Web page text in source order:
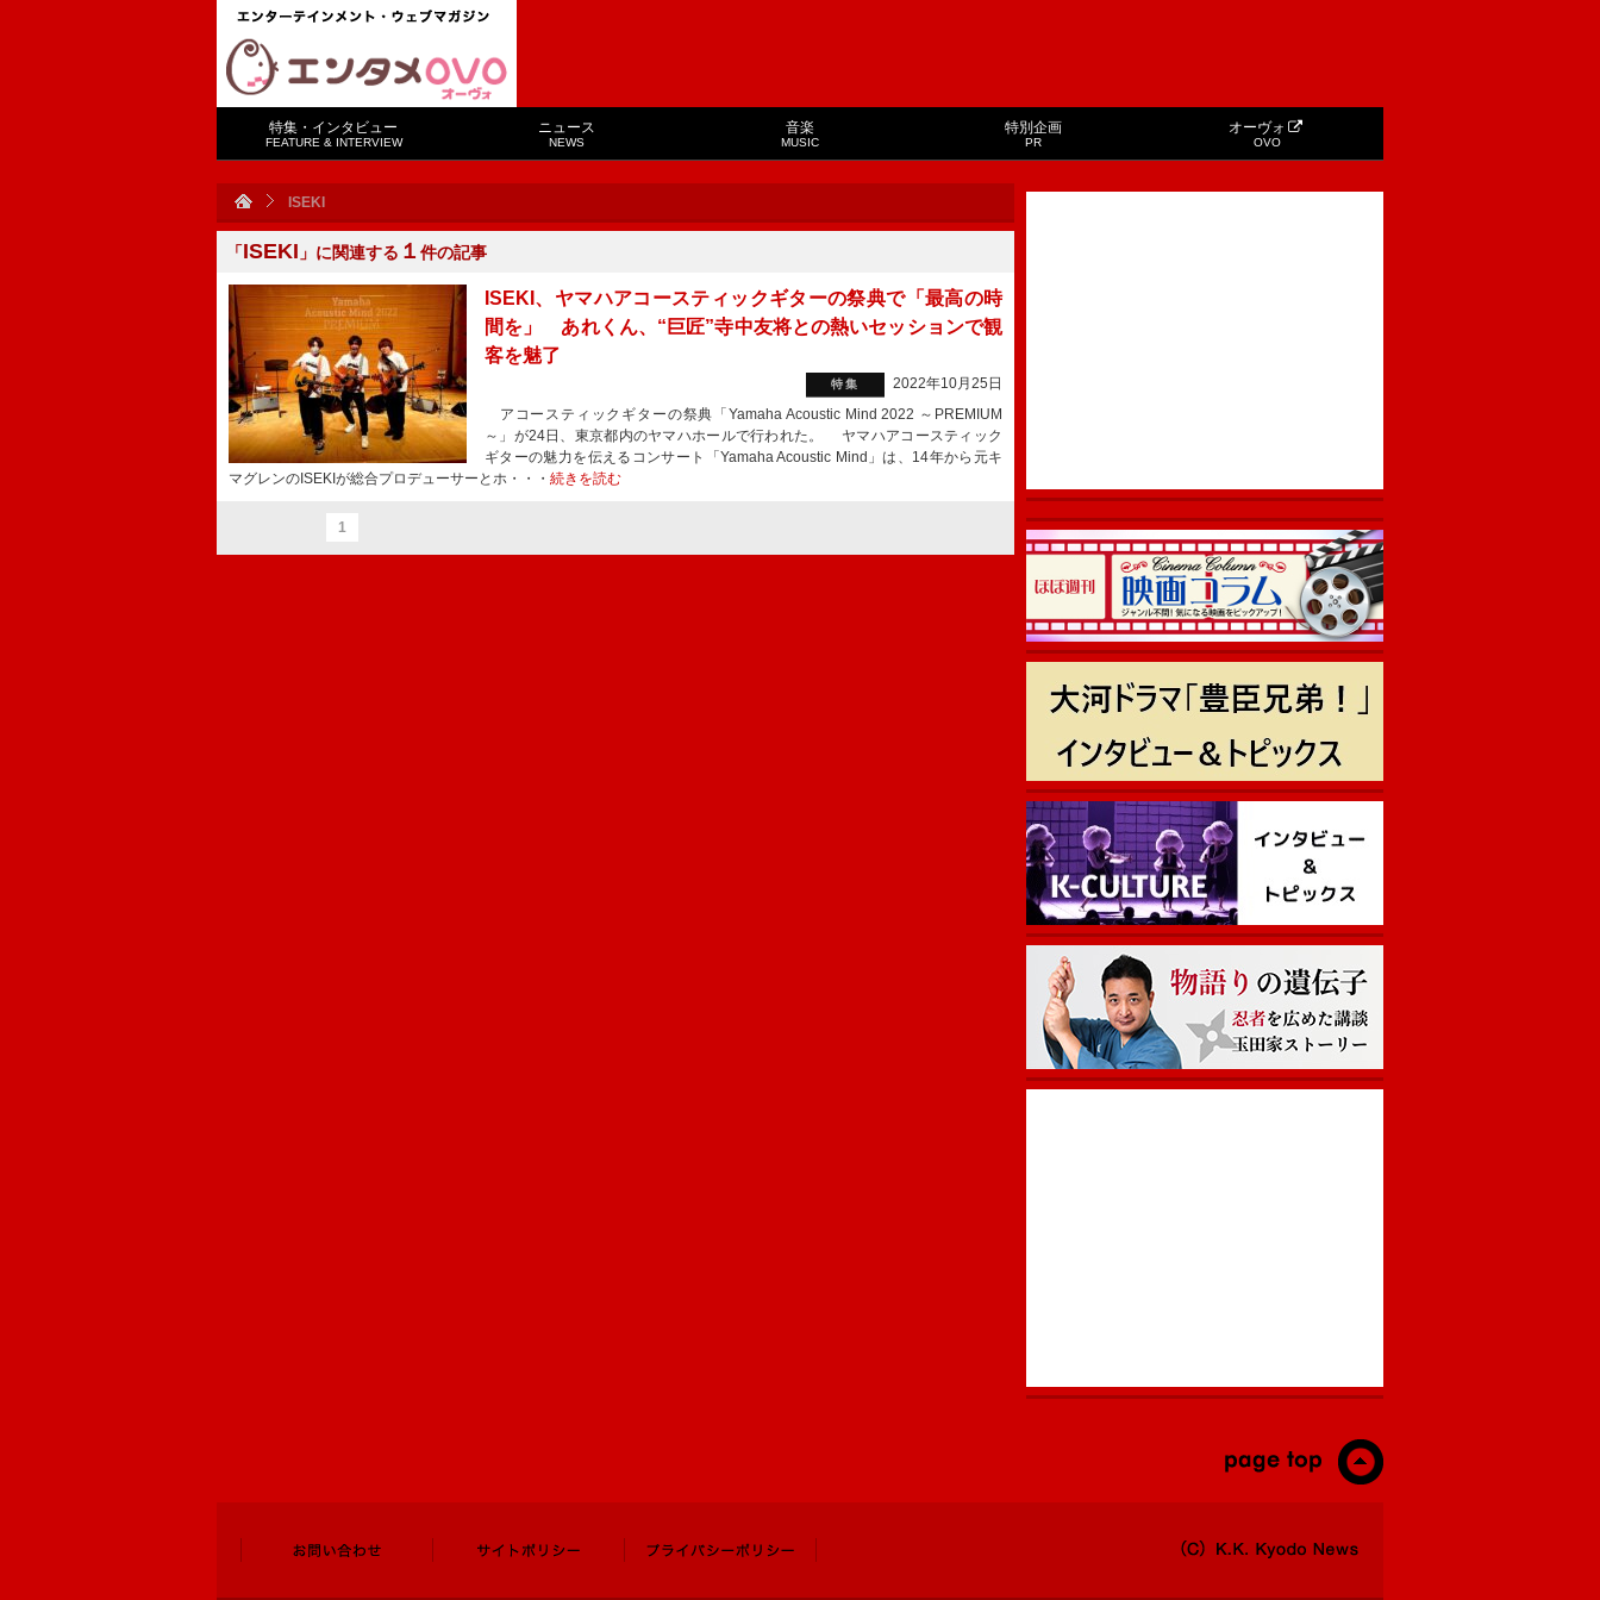
特集・インタビュー
FEATURE & INTERVIEW
ニュース
NEWS
音楽
MUSIC
特別企画
PR
オーヴォ
OVO
ISEKI
「ISEKI 」に関連する １ 件の記事
ISEKI、ヤマハアコースティックギターの祭典で「最高の時
間を」 あれくん、“巨匠”寺中友将との熱いセッションで観
客を魅了
特集
2022年10月25日
アコースティックギターの祭典「Yamaha Acoustic Mind 2022 ～PREMIUM
～」が24日、東京都内のヤマハホールで行われた。 ヤマハアコースティック
ギターの魅力を伝えるコンサート「Yamaha Acoustic Mind」は、14年から元キ
マグレンのISEKIが総合プロデューサーとホ・・・ 続きを読む
1